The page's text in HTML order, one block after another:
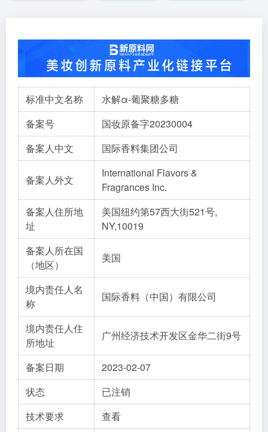
标准中文名称
水解α-葡聚糖多糖
备案号
国妆原备字20230004
备案人中文
国际香料集团公司
备案人外文
International Flavors &
Fragrances Inc.
备案人住所地
址
美国纽约第57西大街521号,
NY,10019
备案人所在国
（地区）
美国
境内责任人名
称
国际香料（中国）有限公司
境内责任人住
所地址
广州经济技术开发区金华二街9号
备案日期
2023-02-07
状态
已注销
技术要求
查看